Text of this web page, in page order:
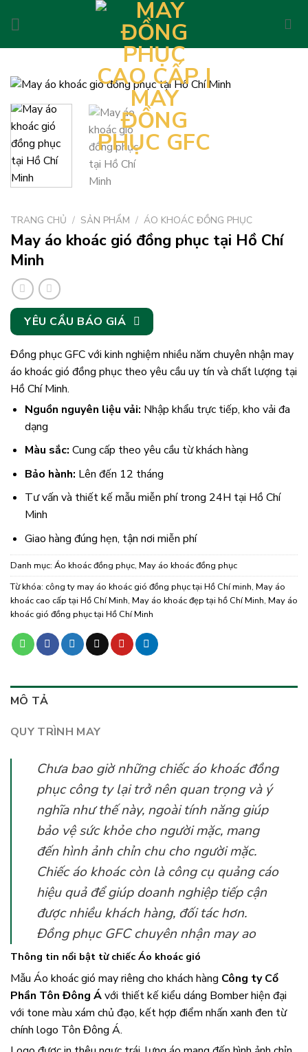
TRANG CHỦ / SẢN PHẨM / ÁO KHOÁC ĐỒNG PHỤC
May áo khoác gió đồng phục tại Hồ Chí
Minh
YÊU CẦU BÁO GIÁ
Đồng phục GFC với kinh nghiệm nhiều năm chuyên nhận may
áo khoác gió đồng phục theo yêu cầu uy tín và chất lượng tại
Hồ Chí Minh.
Nguồn nguyên liệu vải: Nhập khẩu trực tiếp, kho vải đa
dạng
Màu sắc: Cung cấp theo yêu cầu từ khách hàng
Bảo hành: Lên đến 12 tháng
Tư vấn và thiết kế mẫu miễn phí trong 24H tại Hồ Chí
Minh
Giao hàng đúng hẹn, tận nơi miễn phí
Danh mục: Áo khoác đồng phục, May áo khoác đồng phục
Từ khóa: công ty may áo khoác gió đồng phục tại Hồ Chí minh, May áo
khoác cao cấp tại Hồ Chí Minh, May áo khoác đẹp tại hồ Chí Minh, May áo
khoác gió đồng phục tại Hồ Chí Minh
MÔ TẢ
QUY TRÌNH MAY
Chưa bao giờ những chiếc áo khoác đồng
phục công ty lại trở nên quan trọng và ý
nghĩa như thế này, ngoài tính năng giúp
bảo vệ sức khỏe cho người mặc, mang
đến hình ảnh chỉn chu cho người mặc.
Chiếc áo khoác còn là công cụ quảng cáo
hiệu quả để giúp doanh nghiệp tiếp cận
được nhiều khách hàng, đối tác hơn.
Đồng phục GFC chuyên nhận may ao
Thông tin nổi bật từ chiếc Áo khoác gió
Mẫu Áo khoác gió may riêng cho khách hàng Công ty Cổ
Phần Tôn Đông Ávới thiết kế kiểu dáng Bomber hiện đại
với tone màu xám chủ đạo, kết hợp điểm nhấn xanh đen từ
chính logo Tôn Đông Á.